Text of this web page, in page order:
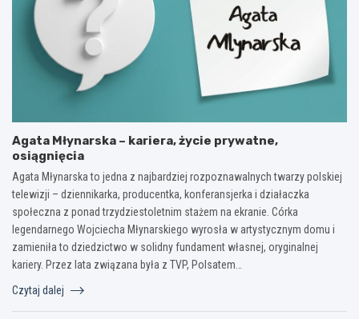
Agata Młynarska – kariera, życie prywatne,
osiągnięcia
Agata Młynarska to jedna z najbardziej rozpoznawalnych twarzy polskiej
telewizji – dziennikarka, producentka, konferansjerka i działaczka
społeczna z ponad trzydziestoletnim stażem na ekranie. Córka
legendarnego Wojciecha Młynarskiego wyrosła w artystycznym domu i
zamieniła to dziedzictwo w solidny fundament własnej, oryginalnej
kariery. Przez lata związana była z TVP, Polsatem…
Czytaj dalej